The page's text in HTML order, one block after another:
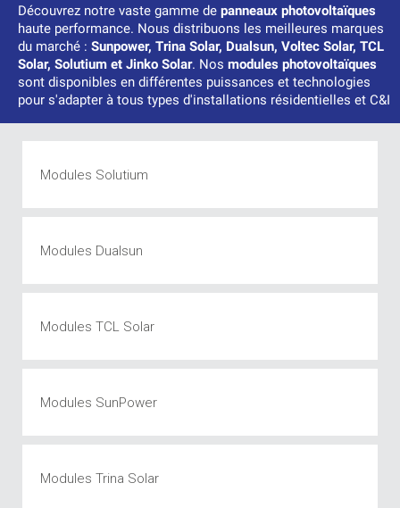
Découvrez notre vaste gamme de panneaux photovoltaïques
haute performance. Nous distribuons les meilleures marques
du marché : Sunpower, Trina Solar, Dualsun, Voltec Solar, TCL
Solar, Solutium et Jinko Solar. Nos modules photovoltaïques
sont disponibles en différentes puissances et technologies
pour s'adapter à tous types d'installations résidentielles et C&I
Modules Solutium
Modules Dualsun
Modules TCL Solar
Modules SunPower
Modules Trina Solar